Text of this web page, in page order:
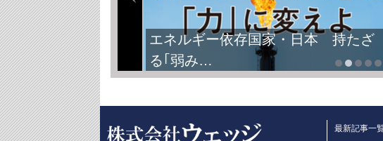
エネルギー依存国家・日本 持たざ
る｢弱み…
最新記事一